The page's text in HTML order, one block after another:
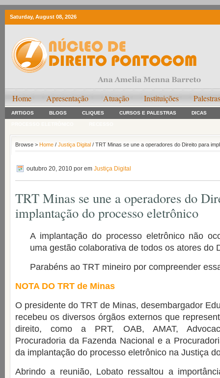
Saturday, August 08, 2026
Home Apresentação Atuação Instituições Palestras
ARTIGOS BLOGS CLIQUES CURSOS E PALESTRAS DICAS
Browse > Home / Justiça Digital / TRT Minas se une a operadores do Direito para
outubro 20, 2010 por em Justiça Digital
TRT Minas se une a operadores do
implantação do processo eletrônico
A implantação do processo eletrônico não
uma gestão colaborativa de todos os atores do
Parabéns ao TRT mineiro por compreender
NOTA DO TRT de Minas
O presidente do TRT de Minas, desembargador
recebeu os diversos órgãos externos que
direito, como a PRT, OAB, AMAT,
Procuradoria da Fazenda Nacional e a
da implantação do processo eletrônico na Justiça
Abrindo a reunião, Lobato ressaltou a